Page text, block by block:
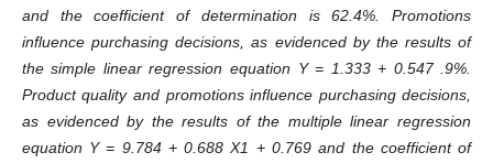
and the coefficient of determination is 62.4%. Promotions
influence purchasing decisions, as evidenced by the results of
the simple linear regression equation Y = 1.333 + 0.547 .9%.
Product quality and promotions influence purchasing decisions,
as evidenced by the results of the multiple linear regression
equation Y = 9.784 + 0.688 X1 + 0.769 and the coefficient of